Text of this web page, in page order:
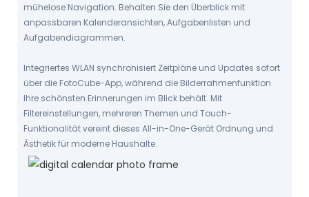
mühelose Navigation. Behalten Sie den Überblick mit
anpassbaren Kalenderansichten, Aufgabenlisten und
Aufgabendiagrammen.
Integriertes WLAN synchronisiert Zeitpläne und Updates sofort
über die FotoCube-App, während die Bilderrahmenfunktion
Ihre schönsten Erinnerungen im Blick behält. Mit
Filtereinstellungen, mehreren Themen und Touch-
Funktionalität vereint dieses All-in-One-Gerät Ordnung und
Ästhetik für moderne Haushalte.